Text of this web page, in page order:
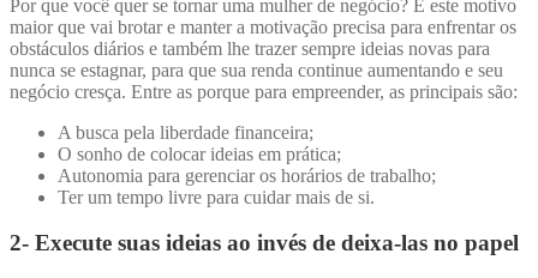
Por que você quer se tornar uma mulher de negócio? É este motivo
maior que vai brotar e manter a motivação precisa para enfrentar os
obstáculos diários e também lhe trazer sempre ideias novas para
nunca se estagnar, para que sua renda continue aumentando e seu
negócio cresça. Entre as porque para empreender, as principais são:
A busca pela liberdade financeira;
O sonho de colocar ideias em prática;
Autonomia para gerenciar os horários de trabalho;
Ter um tempo livre para cuidar mais de si.
2- Execute suas ideias ao invés de deixa-las no papel